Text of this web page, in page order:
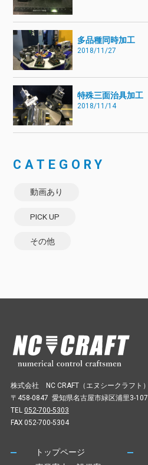
多品種同時加工
2018/11/27
特殊三面治具加工
2018/11/14
CATEGORY
動画あり
PICK UP
その他
株式会社 NC CRAFT（エヌシークラフト）
〒458-0847 愛知県名古屋市緑区浦里3-107
TEL 052-700-5303
FAX 052-700-5304
トップページ